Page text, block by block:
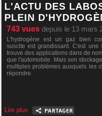
L'ACTU DES
PLEIN
743 vues depuis le 13 mars
L'hydrogène est un gaz bien
suscite est grandissant. C'est une
trouve des applications dans de
que l'automobile. Mais son
multiples problèmes auxquels les
répondre.
Lire plus